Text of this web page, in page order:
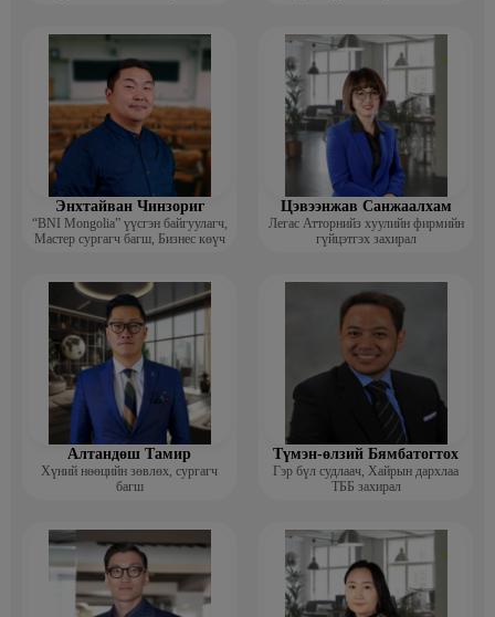
Энхтайван Чинзориг
“BNI Mongolia” үүсгэн байгуулагч,
Мастер сургагч багш, Бизнес көүч
Цэвээнжав Санжаалхам
Легас Атторнийз хуулийн фирмийн
гүйцэтгэх захирал
Алтандөш Тамир
Хүний нөөцийн зөвлөх, сургагч
багш
Түмэн-өлзий Бямбатогтох
Гэр бүл судлаач, Хайрын дархлаа
ТББ захирал